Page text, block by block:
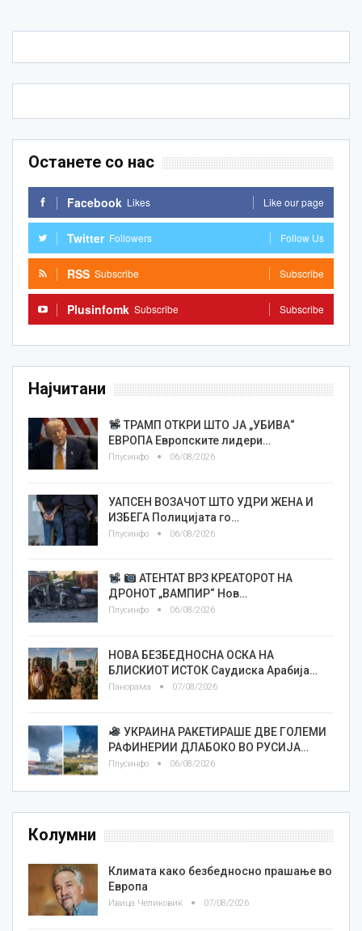
Останете со нас
Facebook Likes Like our page
Twitter Followers Follow Us
RSS Subscribe Subscribe
Plusinfomk Subscribe Subscribe
Најчитани
ТРАМП ОТКРИ ШТО ЈА „УБИВА“
ЕВРОПА Европските лидери…
Плусинфо 06/08/2026
УАПСЕН ВОЗАЧОТ ШТО УДРИ ЖЕНА И
ИЗБЕГА Полицијата го…
Плусинфо 06/08/2026
АТЕНТАТ ВРЗ КРЕАТОРОТ НА
ДРОНОТ „ВАМПИР“ Нов…
Плусинфо 06/08/2026
НОВА БЕЗБЕДНОСНА ОСКА НА
БЛИСКИОТ ИСТОК Саудиска Арабија…
Панорама 07/08/2026
УКРАИНА РАКЕТИРАШЕ ДВЕ ГОЛЕМИ
РАФИНЕРИИ ДЛАБОКО ВО РУСИЈА…
Плусинфо 06/08/2026
Колумни
Климата како безбедносно прашање во
Европа
Ивица Челиковиќ 07/08/2026